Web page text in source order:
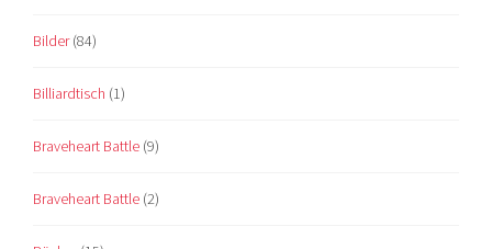
Bilder(84)
Billiardtisch (1)
Braveheart Battle (9)
Braveheart Battle (2)